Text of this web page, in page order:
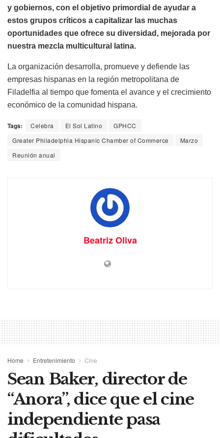
y gobiernos, con el objetivo primordial de ayudar a
estos grupos críticos a capitalizar las muchas
oportunidades que ofrece su diversidad, mejorada por
nuestra mezcla multicultural latina.
La organización desarrolla, promueve y defiende las
empresas hispanas en la región metropolitana de
Filadelfia al tiempo que fomenta el avance y el crecimiento
económico de la comunidad hispana.
Tags: Celebra El Sol Latino
GPHCC
Greater Philadelphia Hispanic Chamber of Commerce
Marzo
Reunión anual
Beatriz Oliva
Home Entretenimiento Cine
Sean Baker, director de
“Anora”, dice que el cine
independiente pasa